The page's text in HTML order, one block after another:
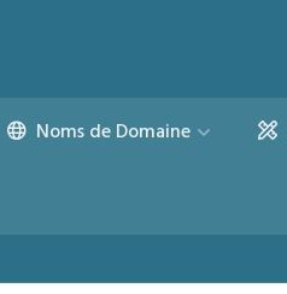
Noms de Domaine